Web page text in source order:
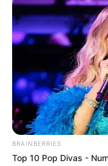
BRAINBERRIES
Top 10 Pop Divas -